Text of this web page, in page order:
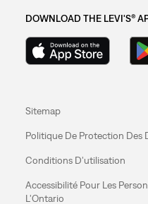
DOWNLOAD THE LEVI'S®
Sitemap
Politique De Protection Des
Conditions D'utilisation
Accessibilité Pour Les
L'Ontario